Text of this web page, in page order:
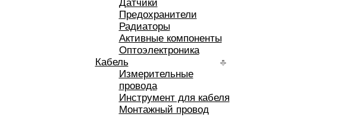
Датчики
Предохранители
Радиаторы
Активные компоненты
Оптоэлектроника
Кабель
Измерительные
провода
Инструмент для кабеля
Монтажный провод